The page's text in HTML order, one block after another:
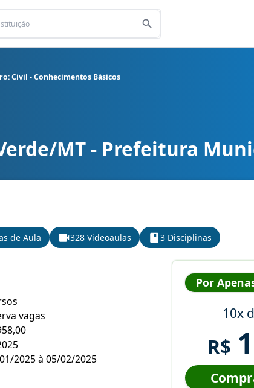
Civil - Conhecimentos Básicos
Civil - Conhecimentos Básicos
MT - Prefeitura
de Aula 328 Videoaulas 3 Disciplinas
vagas
2025 à 05/02/2025
Por
10x
R$